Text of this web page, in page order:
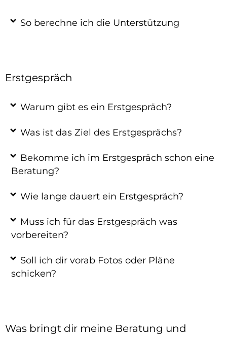
So berechne ich die Unterstützung
Erstgespräch
Warum gibt es ein Erstgespräch?
Was ist das Ziel des Erstgesprächs?
Bekomme ich im Erstgespräch schon eine
Beratung?
Wie lange dauert ein Erstgespräch?
Muss ich für das Erstgespräch was
vorbereiten?
Soll ich dir vorab Fotos oder Pläne
schicken?
Was bringt dir meine Beratung und